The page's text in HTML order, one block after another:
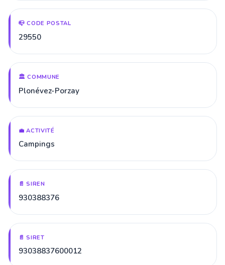
📪 CODE POSTAL
29550
🏛️ COMMUNE
Plonévez-Porzay
💼 ACTIVITÉ
Campings
📄 SIREN
930388376
📄 SIRET
93038837600012